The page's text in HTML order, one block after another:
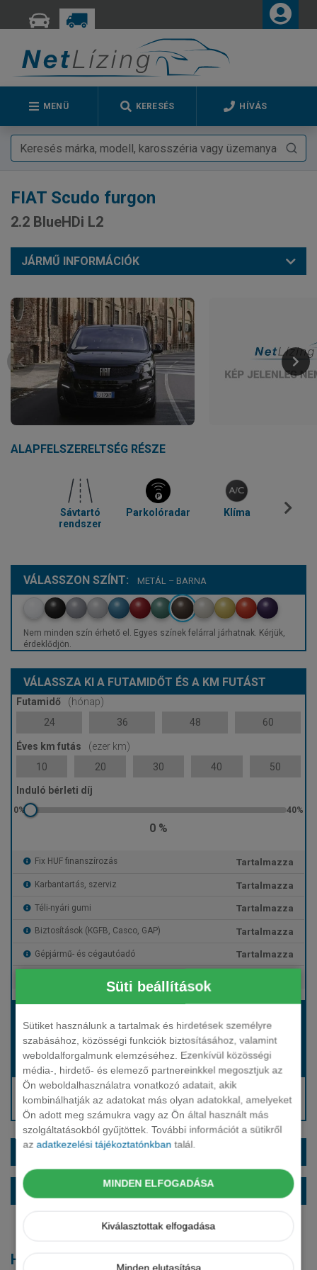
Süti beállítások
Sütiket használunk a tartalmak és hirdetések személyre
szabásához, közösségi funkciók biztosításához, valamint
weboldalforgalmunk elemzéséhez. Ezenkívül közösségi
média-, hirdető- és elemező partnereinkkel megosztjuk az
Ön weboldalhasználatra vonatkozó adatait, akik
kombinálhatják az adatokat más olyan adatokkal, amelyeket
Ön adott meg számukra vagy az Ön által használt más
szolgáltatásokból gyűjtöttek. További információt a sütikről
azadatkezelési tájékoztatónkban talál.
MINDEN ELFOGADÁSA
Kiválasztottak elfogadása
Minden elutasítása
MENÜ KERESÉS HÍVÁS
FIAT Scudo furgon
2.2 BlueHDi L2
JÁRMŰ INFORMÁCIÓK
ALAPFELSZERELTSÉG RÉSZE
Sávtartó
rendszer
Parkolóradar Klíma
VÁLASSZON SZÍNT: METÁL – BARNA
Nem minden szín érhető el. Egyes színek felárral járhatnak. Kérjük,
érdeklődjön.
VÁLASSZA KI A FUTAMIDŐT ÉS A KM FUTÁST
Futamidő
(hónap)
24
36 48 60
Éves km futás
(ezer km)
10
20 30 40 50
Induló bérleti díj
0 %
Fix HUF finanszírozás Tartalmazza
Karbantartás, szerviz Tartalmazza
Téli-nyári gumi Tartalmazza
Biztosítások (KGFB, Casco, GAP) Tartalmazza
Gépjármű- és cégautóadó Tartalmazza
Hívjon bennünket!
Hívjon bennünket!
Hívjon: +36 1 888 0088
Kérjen visszahívást!
EXTRÁK ÉS SZÍNEK
ALAPFELSZERELTSÉG
Hasonló modellek